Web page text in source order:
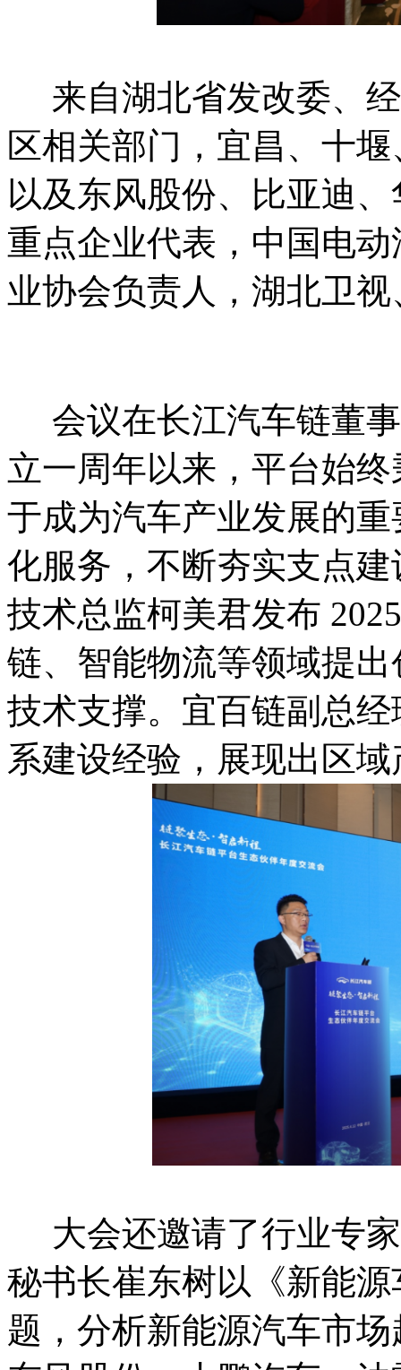
来自湖北省发改委、
区相关部门，宜昌、十
以及东风股份、比亚迪
重点企业代表，中国电
业协会负责人，湖北卫
会议在长江汽车链董
立一周年以来，平台始
于成为汽车产业发展的
化服务，不断夯实支点
技术总监柯美君发布
链、智能物流等领域提
技术支撑。宜百链副总
系建设经验，展现出区
大会还邀请了行业专
秘书长崔东树以《新能
题，分析新能源汽车市